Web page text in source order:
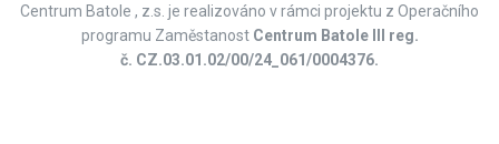
Centrum Batole , z.s. je realizováno v rámci projektu z Operačního
programu Zaměstanost Centrum Batole III reg.
č. CZ.03.01.02/00/24_061/0004376.